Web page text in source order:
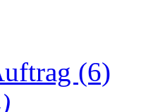
(6)